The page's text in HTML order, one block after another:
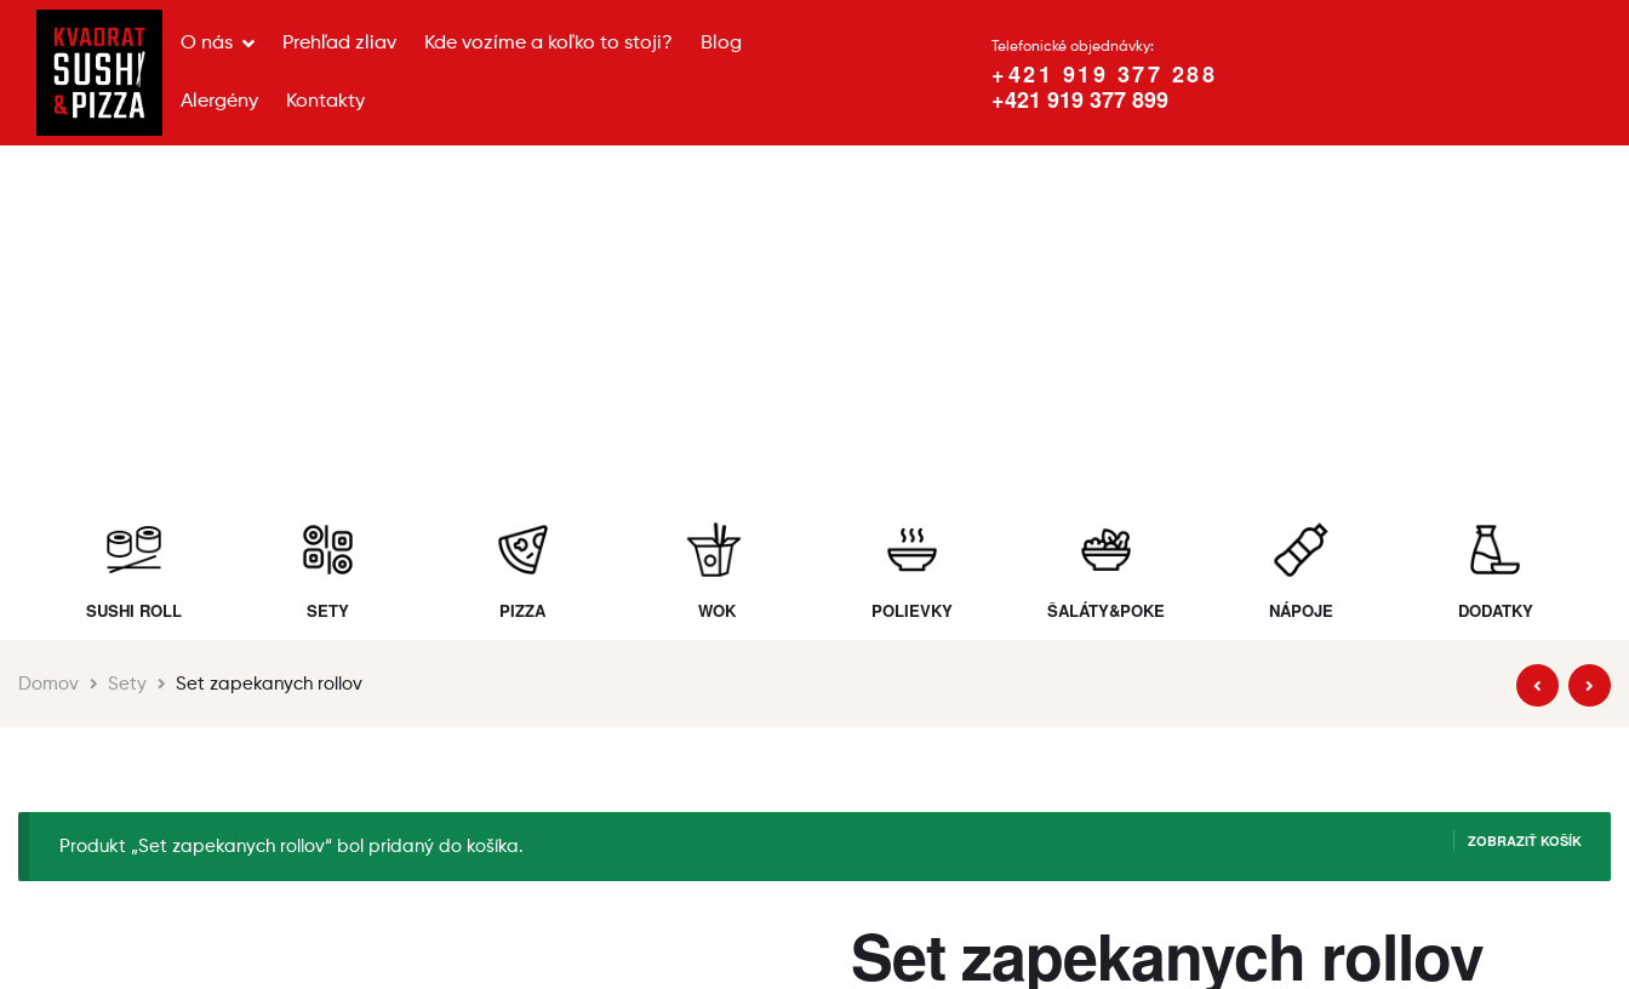
O nás Prehľad zliav Kde vozíme a koľko to stoji? Blog
Alergény Kontakty
Telefonické objednávky:
+421 919 377 288
+421 919 377 899
SUSHI ROLL SETY PIZZA WOK POLIEVKY ŠALÁTY&POKE NÁPOJE DODATKY
Domov Sety Set zapekanych rollov
ZOBRAZIŤ KOŠÍK
Produkt „Set zapekanych rollov“ bol pridaný do košíka.
Set zapekanych rollov